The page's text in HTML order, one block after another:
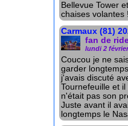
Bellevue Tower
chaises volantes !
Carmaux (81)
fan de
lundi 2
Coucou je ne
garder
j'avais discuté
Tournefeuille et
n'était pas son
Juste avant il
longtemps le